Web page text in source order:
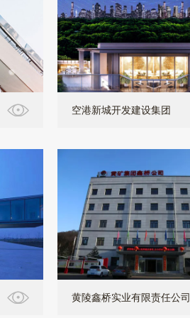
空港新城开发建设集团
黄陵鑫桥实业有限责任公司